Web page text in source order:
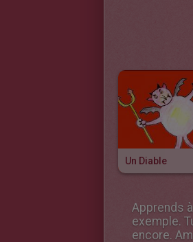
Un Diable
Apprends
exemple.
encore.